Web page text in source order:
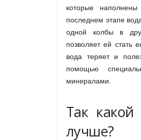
которые
последнем этапе
одной колбы в
позволяет ей стать
вода теряет и
помощью
минералами.
Так
лучше?